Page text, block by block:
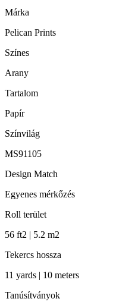
Márka
Pelican Prints
Színes
Arany
Tartalom
Papír
Színvilág
MS91105
Design Match
Egyenes mérkőzés
Roll terület
56 ft2 | 5.2 m2
Tekercs hossza
11 yards | 10 meters
Tanúsítványok